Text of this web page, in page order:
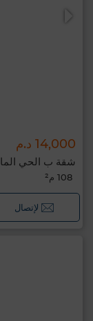
14,000 د.م
شقة ب الحي
108 م²
لإتصال